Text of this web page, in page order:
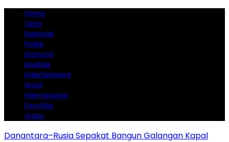
Home
Opini
Nasional
Politik
Ekonomi
Lifestyle
Entertainment
Sport
Internasional
Pers Rilis
Video
Danantara–Rusia Sepakat Bangun Galangan Kapal